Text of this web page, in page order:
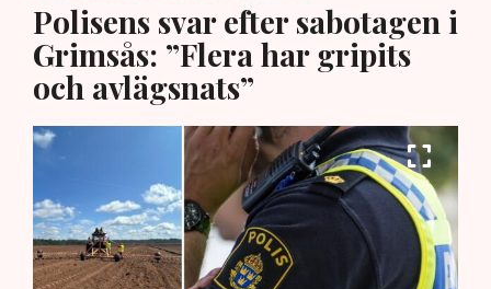
Polisens svar efter sabotagen i
Grimsås: ”Flera har gripits
och avlägsnats”